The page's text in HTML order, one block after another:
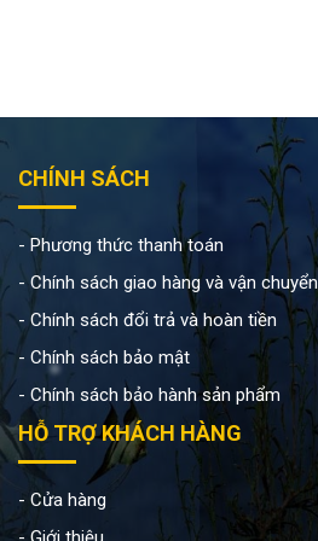
CHÍNH SÁCH
Phương thức thanh toán
Chính sách giao hàng và vận chuyển
Chính sách đổi trả và hoàn tiền
Chính sách bảo mật
Chính sách bảo hành sản phẩm
HỖ TRỢ KHÁCH HÀNG
Cửa hàng